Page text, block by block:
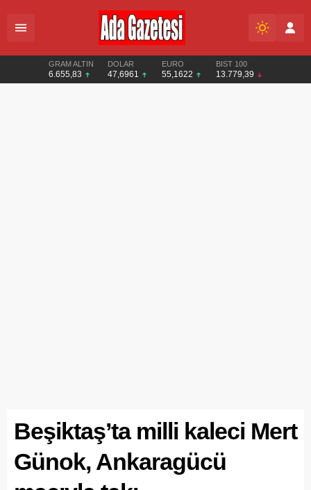
GRAM ALTIN
6.655,83
DOLAR
47,6961
EURO
55,1622
BIST 100
13.779,39
Beşiktaş’ta milli kaleci Mert
Günok, Ankaragücü